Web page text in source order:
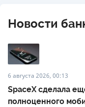
Новости
6 августа 2026, 00:13
SpaceX сделала
полноценного